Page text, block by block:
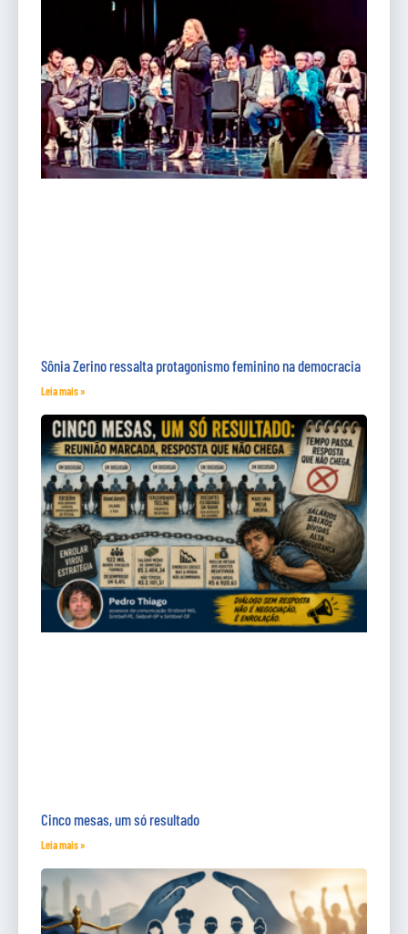
Sônia Zerino ressalta protagonismo feminino na democracia
Leia mais »
Cinco mesas, um só resultado
Leia mais »